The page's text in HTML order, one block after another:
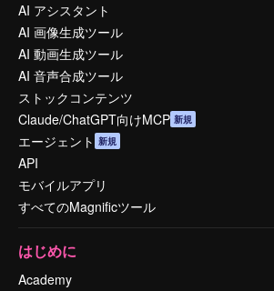
AI アシスタント
AI 画像生成ツール
AI 動画生成ツール
AI 音声合成ツール
ストックコンテンツ
Claude/ChatGPT向けMCP 新規
エージェント 新規
API
モバイルアプリ
すべてのMagnificツール
はじめに
Academy